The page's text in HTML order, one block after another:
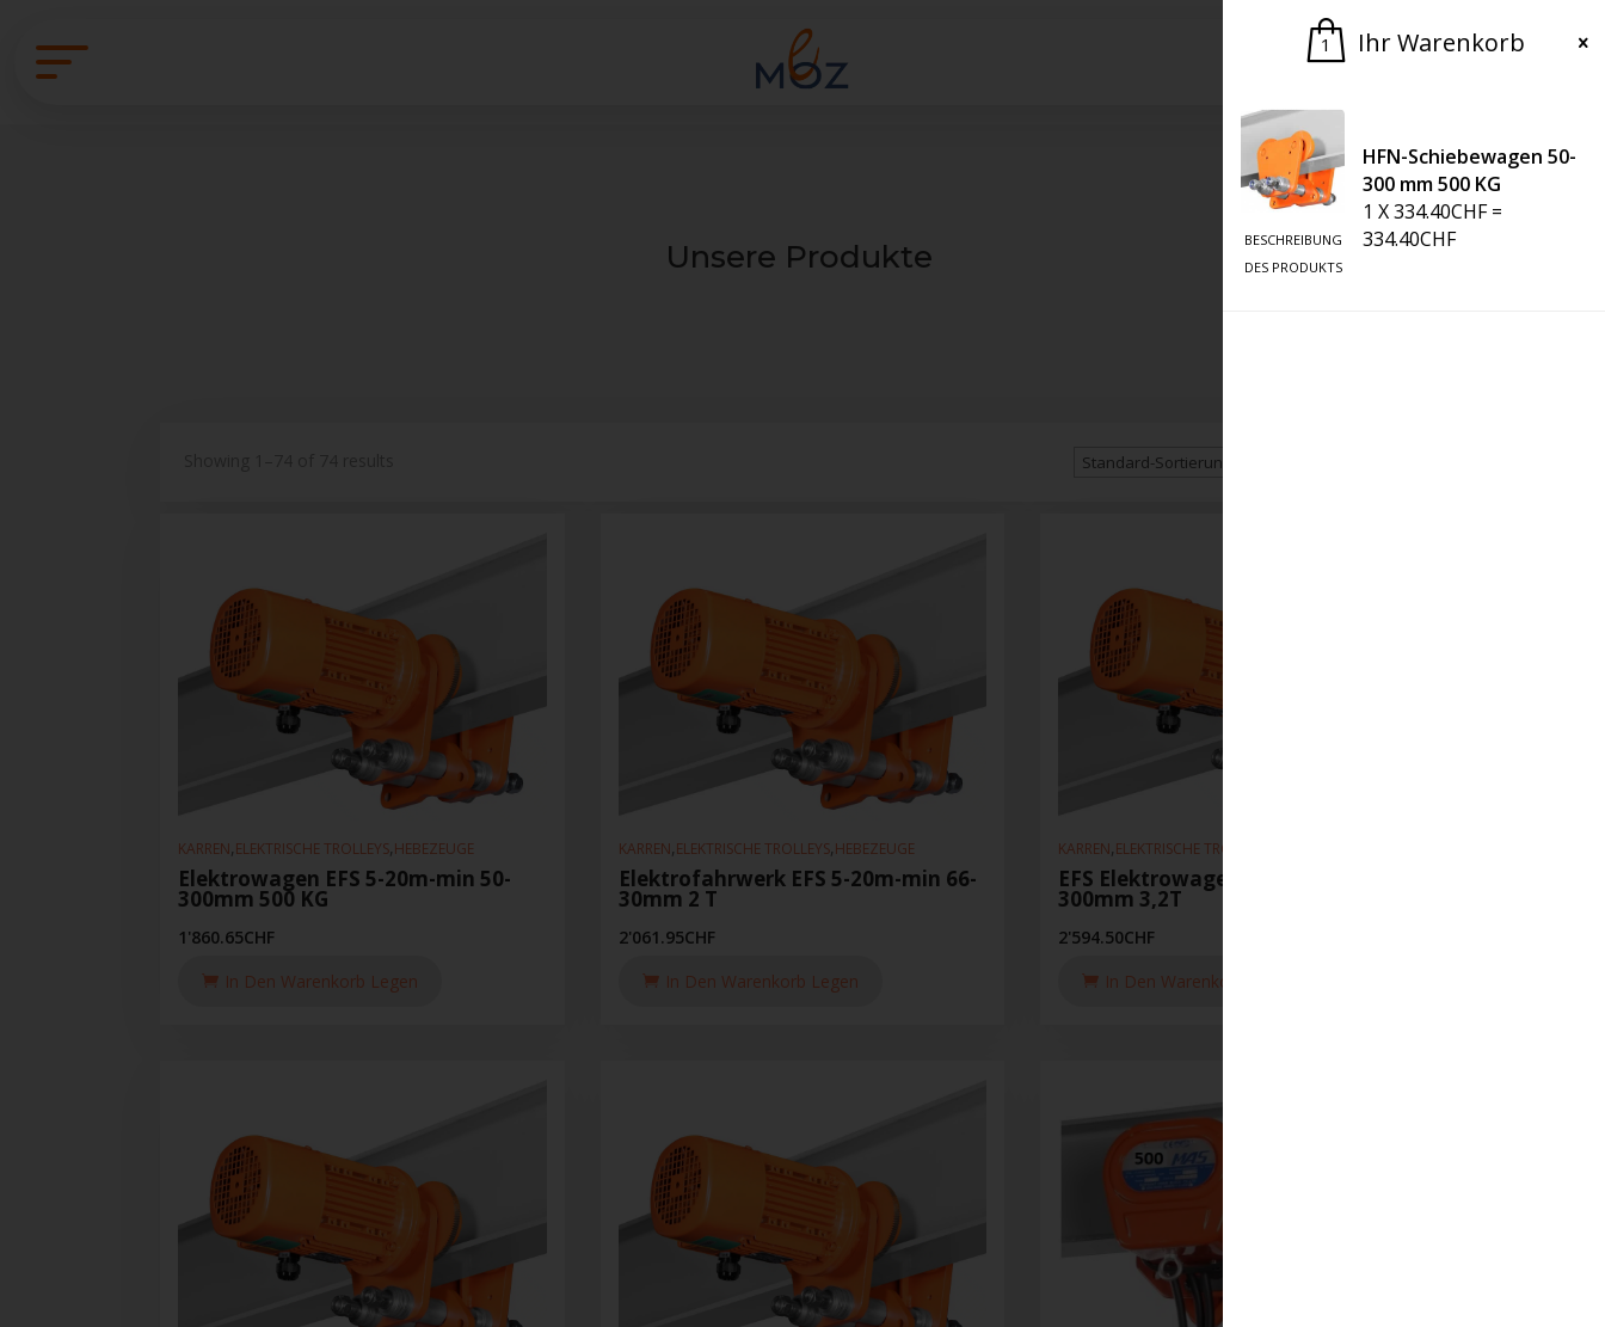
Bitte um ein Angebot
Unsere Produkte
KARREN,ELEKTRISCHE TROLLEYS,HEBEZEUGE
Elektrowagen EFS 5-20m-min 50-
300mm 500 KG
1'860.65CHF
In Den Warenkorb Legen
KARREN,ELEKTRISCHE TROLLEYS,HEBEZEUGE
Elektrofahrwerk EFS 5-20m-min 66-
30mm 2 T
2'061.95CHF
In Den Warenkorb Legen
KARREN,ELEKTRISCHE TROLLEYS
EFS Elektrowagen 5-20 m-min 82-
300mm 3,2T
2'594.50CHF
In Den Warenkorb Legen
1 Ihr Warenkorb
BESCHREIBUNG
DES PRODUKTS
HFN-Schiebewagen 50-
300 mm 500 KG
1 X334.40CHF =
334.40CHF